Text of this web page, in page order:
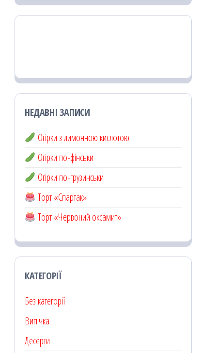
НЕДАВНІ ЗАПИСИ
Огірки з лимонною кислотою
Огірки по-фінськи
Огірки по-грузинськи
Торт «Спартак»
Торт «Червоний оксамит»
КАТЕГОРІЇ
Без категорії
Випічка
Десерти